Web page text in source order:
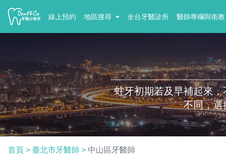
線上預約 地區搜尋 全台牙醫診所 醫師專欄與衛教
蛀牙初期若及早補起來
不同，選
首頁 > 臺北市牙醫師 > 中山區牙醫師